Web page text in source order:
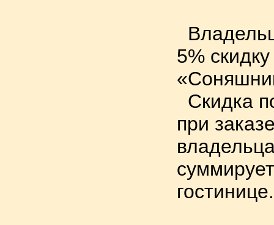
5%
Скидка
при
гостинице.